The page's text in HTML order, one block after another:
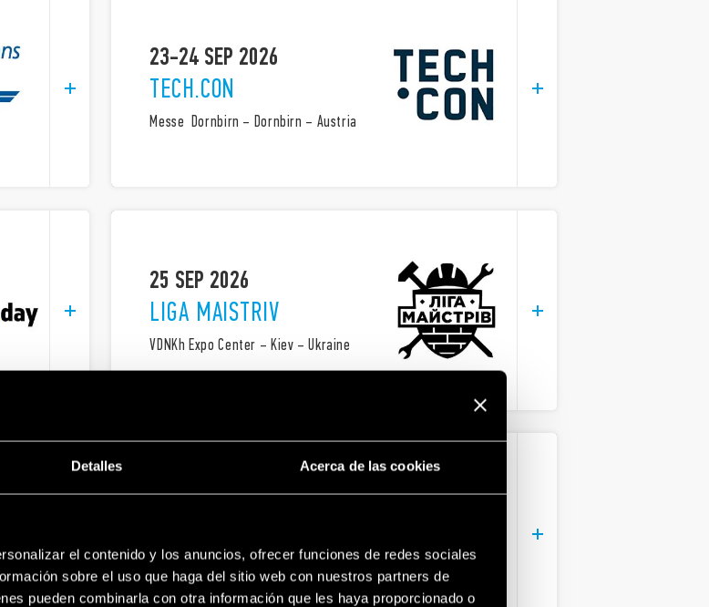
Detalles Acerca de las cookies
el contenido y los anuncios, ofrecer funciones de redes sociales
sobre el uso que haga del sitio web con nuestros partners de
pueden combinarla con otra información que les haya proporcionado o
23-24 SEP 2026
TECH.CON
Messe Dornbirn – Dornbirn – Austria
25 SEP 2026
LIGA MAISTRIV
VDNKh Expo Center – Kiev – Ukraine
14 OCT 2026
National Agricultural Exhibition Centre
– Stoneleigh Park – UK